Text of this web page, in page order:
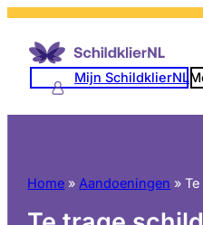
Mijn SchildklierNL
Home »Aandoeningen »